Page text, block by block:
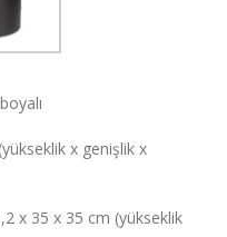
x genişlik x
x 35 x 35 cm (yükseklik